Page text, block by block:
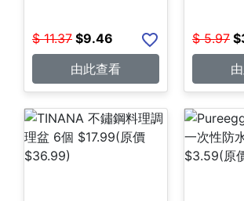
$ 11.37 $9.46
由此查看
$ 5.97 $